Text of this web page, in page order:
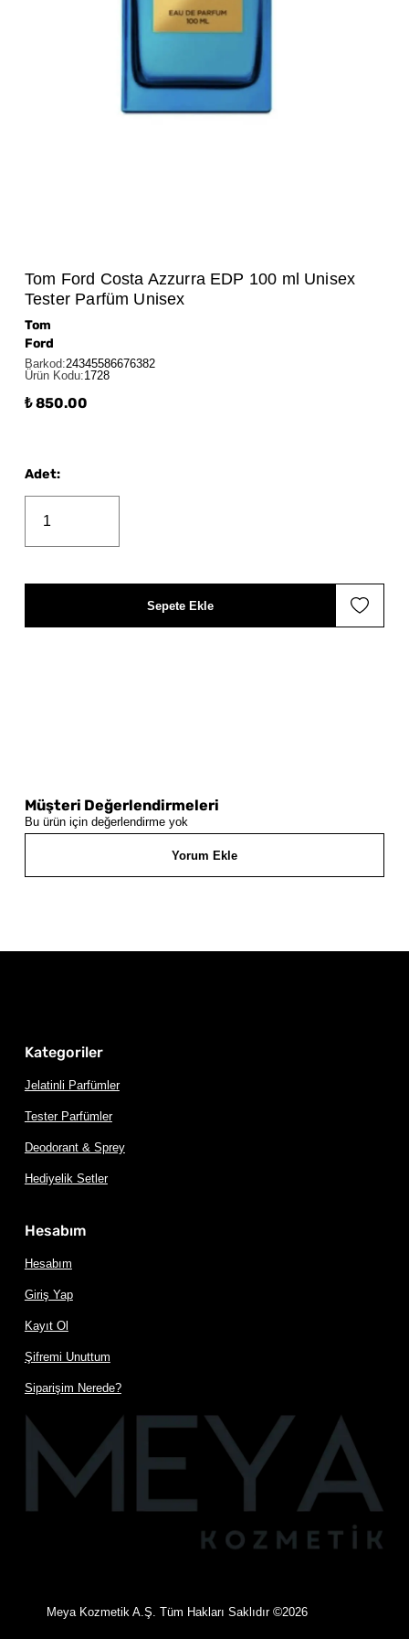
Tom Ford Costa Azzurra EDP 100 ml Unisex
Tester Parfüm Unisex
Tom
Ford
Barkod:24345586676382
Ürün Kodu:1728
₺ 850.00
Adet:
Sepete Ekle
Müşteri Değerlendirmeleri
Bu ürün için değerlendirme yok
Yorum Ekle
Kategoriler
Jelatinli Parfümler
Tester Parfümler
Deodorant & Sprey
Hediyelik Setler
Hesabım
Hesabım
Giriş Yap
Kayıt Ol
Şifremi Unuttum
Siparişim Nerede?
Meya Kozmetik A.Ş. Tüm Hakları Saklıdır ©2026